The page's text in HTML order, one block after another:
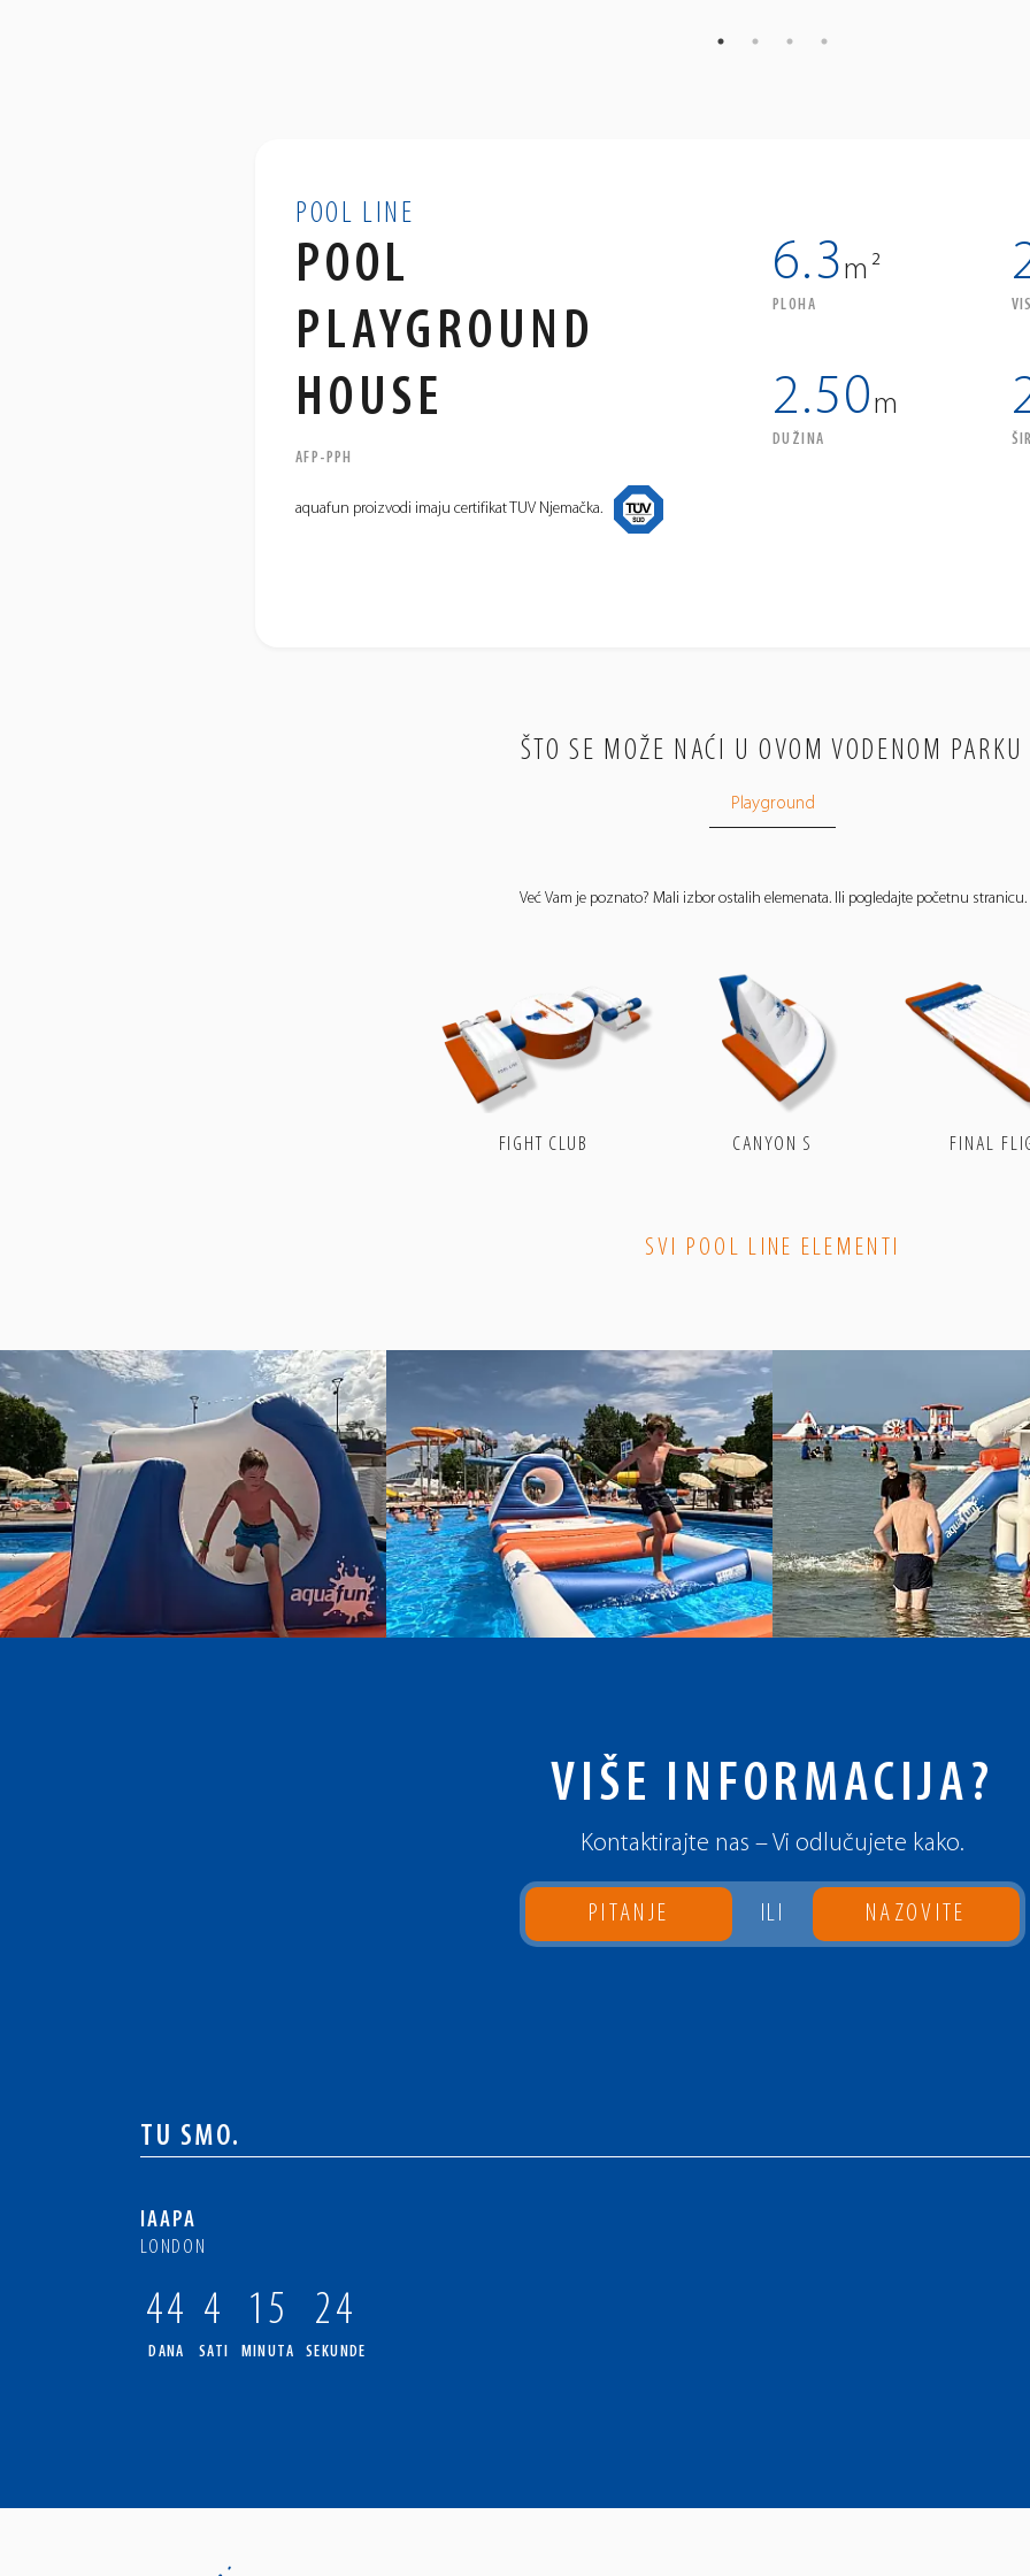
POOL LINE
POOL
PLAYGROUND
HOUSE
AFP-PPH
aquafun proizvodi imaju certifikat TUV Njemačka.
6.3m²
PLOHA
2.50m
DUŽINA
ŠTO SE MOŽE NAĆI U OVOM VODENOM PARKU
Playground
Već Vam je poznato? Mali izbor ostalih elemenata. Ili pogledajte početnu stranicu.
FIGHT CLUB CANYON S FINAL
SVI POOL LINE ELEMENTI
VIŠE INFORMACIJA?
Kontaktirajte nas – Vi odlučujete kako.
PITANJE ILI NAZOVITE
TU SMO.
IAAPA
LONDON
44
DANA
4
SATI
15
MINUTA
23
SEKUNDE
–
YouTube
aquafun
–
Twitter
aquafun
–
Gettr
aquafun
LinkedIn
aquafun
–
Telegram